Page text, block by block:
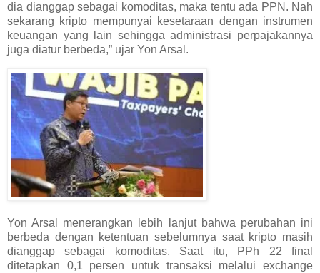
dia dianggap sebagai komoditas, maka tentu ada PPN. Nah
sekarang kripto mempunyai kesetaraan dengan instrumen
keuangan yang lain sehingga administrasi perpajakannya
juga diatur berbeda,” ujar Yon Arsal.
Yon Arsal menerangkan lebih lanjut bahwa perubahan ini
berbeda dengan ketentuan sebelumnya saat kripto masih
dianggap sebagai komoditas. Saat itu, PPh 22 final
ditetapkan 0,1 persen untuk transaksi melalui exchange